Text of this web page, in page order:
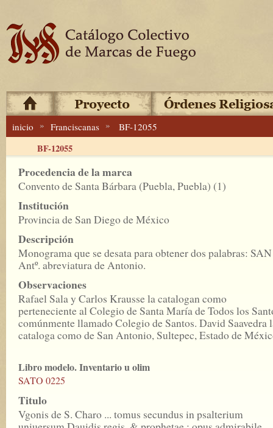
inicio » Franciscanas » BF-12055
BF-12055
Procedencia de la marca
Convento de Santa Bárbara (Puebla, Puebla) (1)
Institución
Provincia de San Diego de México
Descripción
Monograma que se desata para obtener dos palabras:
Antº. abreviatura de Antonio.
Observaciones
Rafael Sala y Carlos Krausse la catalogan como
perteneciente al Colegio de Santa María de Todos los
comúnmente llamado Colegio de Santos. David Saavedra
cataloga como de San Antonio, Sultepec, Estado de
Libro modelo. Inventario u olim
SATO 0225
Titulo
Vgonis de S. Charo ... tomus secundus in psalterium